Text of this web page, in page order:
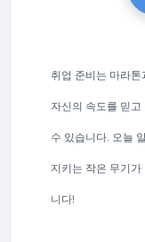
취업 준비는 마라톤
자신의 속도를 믿
수 있습니다. 오늘
지키는 작은 무기
니다!